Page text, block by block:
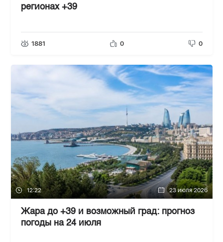
регионах +39
1881 0 0
12:22 23 июля 2026
Жара до +39 и возможный град: прогноз
погоды на 24 июля